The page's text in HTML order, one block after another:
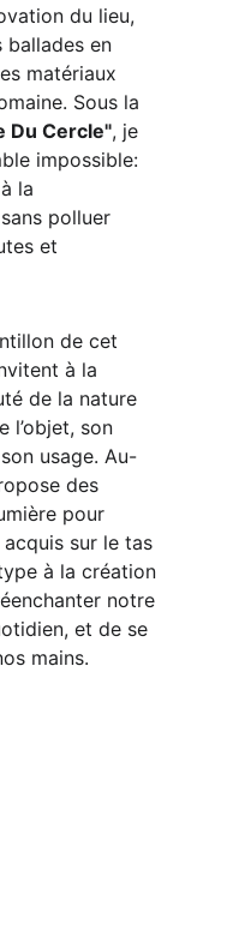
du lieu,
ballades en
matériaux
Sous la
Du Cercle", je
impossible:
la
polluer
et
de cet
à la
de la nature
l’objet, son
usage. Au-
des
pour
sur le tas
à la création
notre
et de se
mains.